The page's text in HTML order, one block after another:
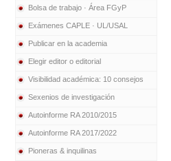
Bolsa de trabajo · Área FGyP
Exámenes CAPLE · UL/USAL
Publicar en la academia
Elegir editor o editorial
Visibilidad académica: 10 consejos
Sexenios de investigación
Autoinforme RA 2010/2015
Autoinforme RA 2017/2022
Pioneras & inquilinas